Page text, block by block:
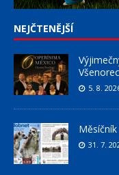
NEJČTENĚJŠÍ
5. 8.
31. 7.